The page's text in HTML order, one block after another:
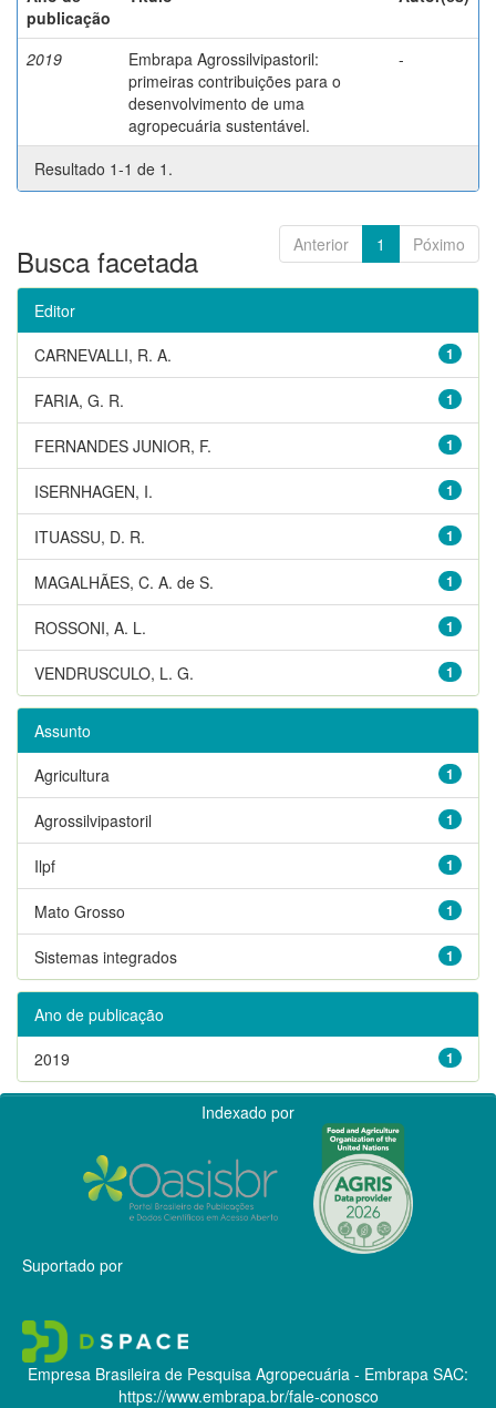
publicação
2019
Embrapa Agrossilvipastoril:
primeiras contribuições para o
desenvolvimento de uma
agropecuária sustentável.
-
Resultado 1-1 de 1.
Anterior 1 Póximo
Busca facetada
Editor
1
CARNEVALLI, R. A.
1
FARIA, G. R.
1
FERNANDES JUNIOR, F.
1
ISERNHAGEN, I.
1
ITUASSU, D. R.
1
MAGALHÃES, C. A. de S.
1
ROSSONI, A. L.
1
VENDRUSCULO, L. G.
Assunto
1
Agricultura
1
Agrossilvipastoril
1
Ilpf
1
Mato Grosso
1
Sistemas integrados
Ano de publicação
1
2019
Indexado por
Suportado por
Empresa Brasileira de Pesquisa Agropecuária - Embrapa SAC:
https://www.embrapa.br/fale-conosco